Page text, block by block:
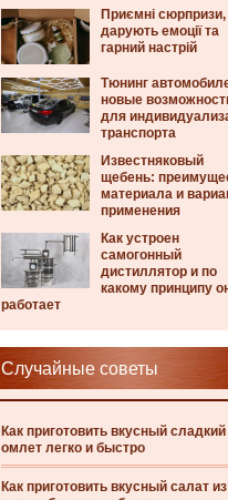
Приємні
дарують емоції та
гарний настрій
Тюнинг
новые
для
транспорта
Известняковый
щебень:
материала и
применения
Как устроен
самогонный
дистиллятор и по
какому принципу
работает
Случайные советы
Как приготовить вкусный сладкий
омлет легко и быстро
Как приготовить вкусный салат из